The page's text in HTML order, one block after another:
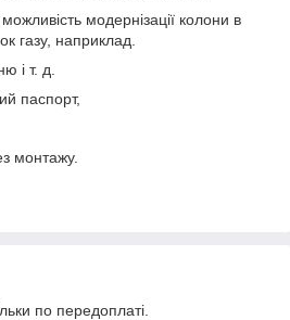
модернізації колони в
газу, наприклад.
і т. д.
паспорт,
монтажу.
по передоплаті.